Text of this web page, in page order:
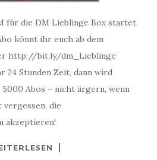
für die DM Lieblinge Box startet
könnt ihr euch ab dem
http://bit.ly/dm_Lieblinge
24 Stunden Zeit, dann wird
Abos – nicht ärgern, wenn
die
akzeptieren!